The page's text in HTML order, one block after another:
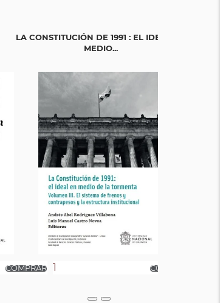
LA CONSTITUCIÓN DE 1991 : EL IDEAL EN
MEDIO...